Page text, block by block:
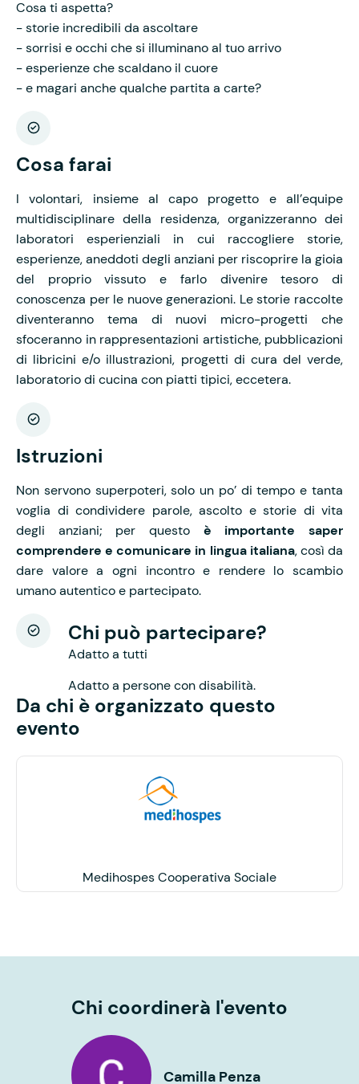
Cosa ti aspetta?
- storie incredibili da ascoltare
- sorrisi e occhi che si illuminano al tuo arrivo
- esperienze che scaldano il cuore
- e magari anche qualche partita a carte?
Cosa farai
I volontari, insieme al capo progetto e all’equipe
multidisciplinare della residenza, organizzeranno dei
laboratori esperienziali in cui raccogliere storie,
esperienze, aneddoti degli anziani per riscoprire la gioia
del proprio vissuto e farlo divenire tesoro di
conoscenza per le nuove generazioni. Le storie raccolte
diventeranno tema di nuovi micro-progetti che
sfoceranno in rappresentazioni artistiche, pubblicazioni
di libricini e/o illustrazioni, progetti di cura del verde,
laboratorio di cucina con piatti tipici, eccetera.
Istruzioni
Non servono superpoteri, solo un po’ di tempo e tanta
voglia di condividere parole, ascolto e storie di vita
degli anziani; per questo è importante saper
comprendere e comunicare in lingua italiana, così da
dare valore a ogni incontro e rendere lo scambio
umano autentico e partecipato.
Chi può partecipare?
Adatto a tutti
Adatto a persone con disabilità.
Da chi è organizzato questo
evento
Medihospes Cooperativa Sociale
Chi coordinerà l'evento
Camilla Penza